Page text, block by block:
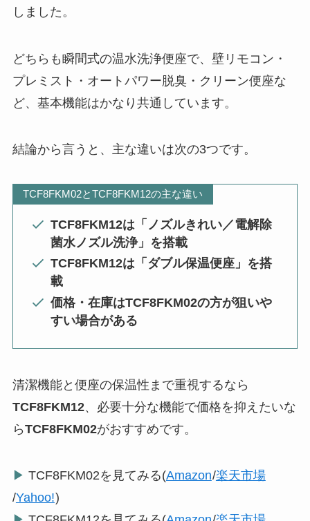
しました。
どちらも瞬間式の温水洗浄便座で、壁リモコン・
プレミスト・オートパワー脱臭・クリーン便座な
ど、基本機能はかなり共通しています。
結論から言うと、主な違いは次の3つです。
TCF8FKM02とTCF8FKM12の主な違い
TCF8FKM12は「ノズルきれい／電解除
菌水ノズル洗浄」を搭載
TCF8FKM12は「ダブル保温便座」を搭
載
価格・在庫はTCF8FKM02の方が狙いや
すい場合がある
清潔機能と便座の保温性まで重視するなら
TCF8FKM12、必要十分な機能で価格を抑えたいな
らTCF8FKM02がおすすめです。
▶ TCF8FKM02を見てみる(Amazon/楽天市場
/Yahoo!)